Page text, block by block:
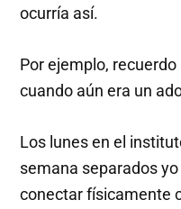
ocurría así.
Por ejemplo,
cuando aún era un
Los lunes en el
semana separados
conectar físicamente